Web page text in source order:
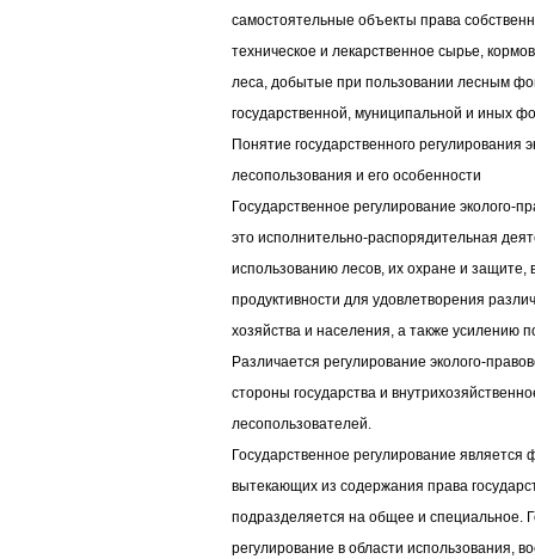
самостоятельные объекты права
техническое и лекарственное сырье,
леса, добытые при пользовании лесным
государственной, муниципальной и иных
Понятие государственного регулирования
лесопользования и его особенности
Государственное регулирование эколого-
это исполнительно-распорядительная
использованию лесов, их охране и
продуктивности для удовлетворения
хозяйства и населения, а также усилению
Различается регулирование эколого-
стороны государства и
лесопользователей.
Государственное регулирование
вытекающих из содержания права
подразделяется на общее и специальное.
регулирование в области использования,